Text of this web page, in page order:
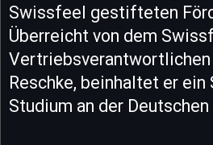
Swissfeel gestifteten
Überreicht von dem
Reschke, beinhaltet er
Studium an der